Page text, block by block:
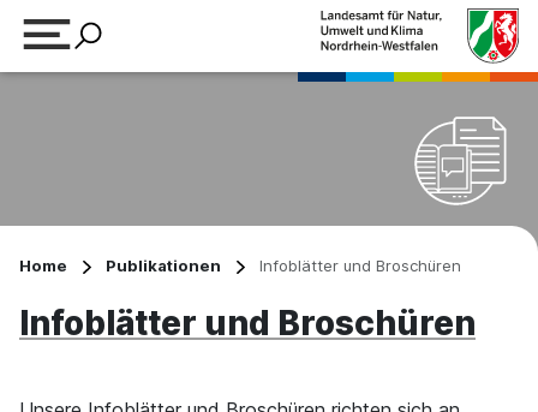
Home Publikationen Infoblätter und Broschüren
Infoblätter und Broschüren